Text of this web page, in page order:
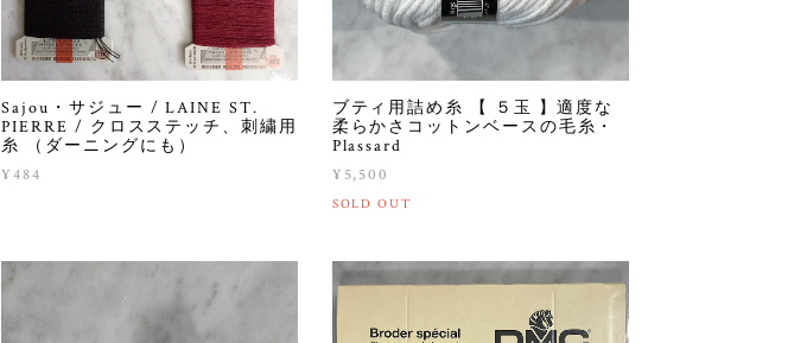
Sajou・サジュー / LAINE ST.
PIERRE / クロスステッチ、刺繍用
糸 （ダーニングにも）
¥484
ブティ用詰め糸 【 ５玉 】適度な
柔らかさコットンベースの毛糸・
Plassard
¥5,500
SOLD OUT